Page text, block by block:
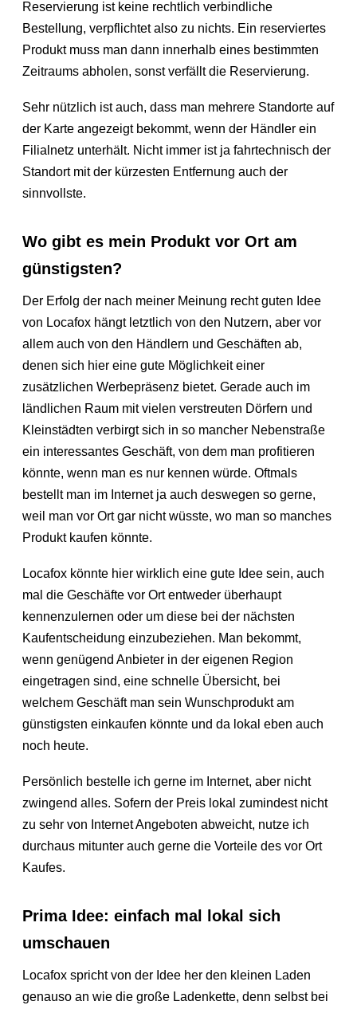
Reservierung ist keine rechtlich verbindliche
Bestellung, verpflichtet also zu nichts. Ein reserviertes
Produkt muss man dann innerhalb eines bestimmten
Zeitraums abholen, sonst verfällt die Reservierung.
Sehr nützlich ist auch, dass man mehrere Standorte auf
der Karte angezeigt bekommt, wenn der Händler ein
Filialnetz unterhält. Nicht immer ist ja fahrtechnisch der
Standort mit der kürzesten Entfernung auch der
sinnvollste.
Wo gibt es mein Produkt vor Ort am
günstigsten?
Der Erfolg der nach meiner Meinung recht guten Idee
von Locafox hängt letztlich von den Nutzern, aber vor
allem auch von den Händlern und Geschäften ab,
denen sich hier eine gute Möglichkeit einer
zusätzlichen Werbepräsenz bietet. Gerade auch im
ländlichen Raum mit vielen verstreuten Dörfern und
Kleinstädten verbirgt sich in so mancher Nebenstraße
ein interessantes Geschäft, von dem man profitieren
könnte, wenn man es nur kennen würde. Oftmals
bestellt man im Internet ja auch deswegen so gerne,
weil man vor Ort gar nicht wüsste, wo man so manches
Produkt kaufen könnte.
Locafox könnte hier wirklich eine gute Idee sein, auch
mal die Geschäfte vor Ort entweder überhaupt
kennenzulernen oder um diese bei der nächsten
Kaufentscheidung einzubeziehen. Man bekommt,
wenn genügend Anbieter in der eigenen Region
eingetragen sind, eine schnelle Übersicht, bei
welchem Geschäft man sein Wunschprodukt am
günstigsten einkaufen könnte und da lokal eben auch
noch heute.
Persönlich bestelle ich gerne im Internet, aber nicht
zwingend alles. Sofern der Preis lokal zumindest nicht
zu sehr von Internet Angeboten abweicht, nutze ich
durchaus mitunter auch gerne die Vorteile des vor Ort
Kaufes.
Prima Idee: einfach mal lokal sich
umschauen
Locafox spricht von der Idee her den kleinen Laden
genauso an wie die große Ladenkette, denn selbst bei